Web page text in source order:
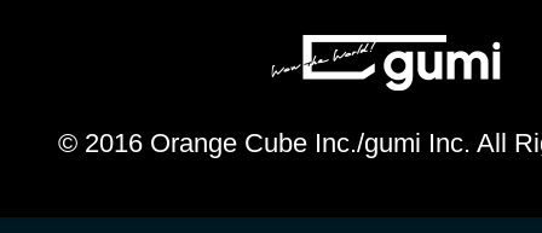
© 2016 Orange Cube Inc./gumi Inc. All